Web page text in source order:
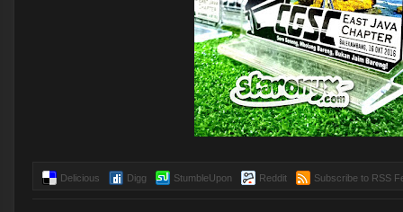
Delicious Digg StumbleUpon Reddit Subscribe to RSS